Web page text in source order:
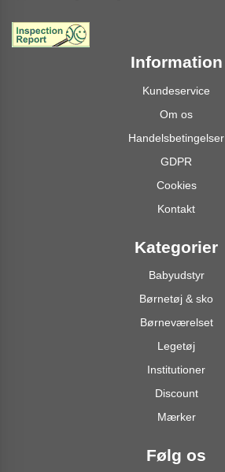
Information
Kundeservice
Om os
Handelsbetingelser
GDPR
Cookies
Kontakt
Kategorier
Babyudstyr
Børnetøj & sko
Børneværelset
Legetøj
Institutioner
Discount
Mærker
Følg os